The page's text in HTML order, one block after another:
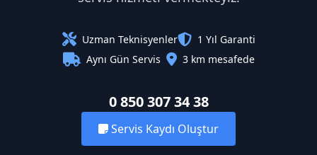
Uzman Teknisyenler
1 Yıl Garanti
Aynı Gün Servis
3 km mesafede
0 850 307 34 38
Servis Kaydı Oluştur